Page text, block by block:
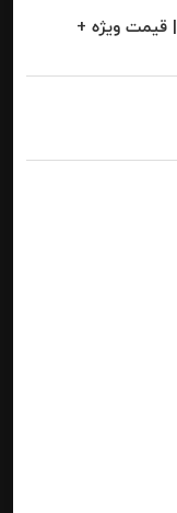
مدل :داهوا DH-HAC-HFW1209CP-LED | قیمت ویژه +